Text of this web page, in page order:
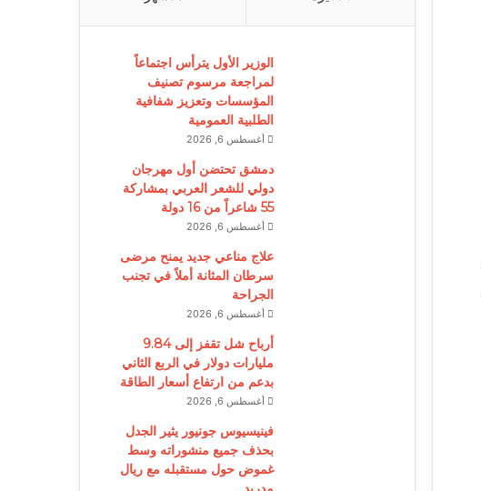
الوزير الأول يترأس اجتماعاً
لمراجعة مرسوم تصنيف
المؤسسات وتعزيز شفافية
الطلبية العمومية
أغسطس 6, 2026
دمشق تحتضن أول مهرجان
دولي للشعر العربي بمشاركة
55 شاعراً من 16 دولة
أغسطس 6, 2026
علاج مناعي جديد يمنح مرضى
سرطان المثانة أملاً في تجنب
الجراحة
أغسطس 6, 2026
أرباح شل تقفز إلى 9.84
مليارات دولار في الربع الثاني
بدعم من ارتفاع أسعار الطاقة
أغسطس 6, 2026
فينيسيوس جونيور يثير الجدل
بحذف جميع منشوراته وسط
غموض حول مستقبله مع ريال